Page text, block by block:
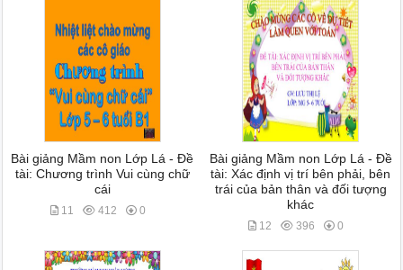
Bài giảng Mầm non Lớp Lá - Đề
tài: Chương trình Vui cùng chữ
cái
11 412 0
Bài giảng Mầm non Lớp Lá - Đề
tài: Xác định vị trí bên phải, bên
trái của bản thân và đối tượng
khác
12 396 0